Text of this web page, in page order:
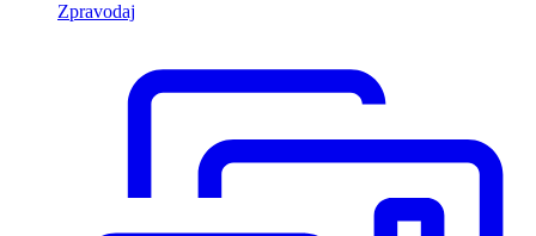
Zpravodaj